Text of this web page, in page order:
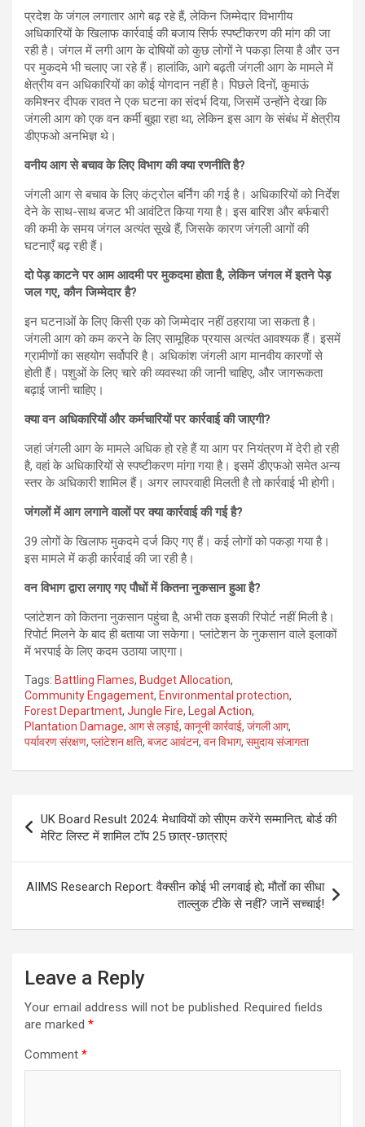
प्रदेश के जंगल लगातार आगे बढ़ रहे हैं, लेकिन जिम्मेदार विभागीय
अधिकारियों के खिलाफ कार्रवाई की बजाय सिर्फ स्पष्टीकरण की मांग की जा
रही है। जंगल में लगी आग के दोषियों को कुछ लोगों ने पकड़ा लिया है और उन
पर मुकदमे भी चलाए जा रहे हैं। हालांकि, आगे बढ़ती जंगली आग के मामले में
क्षेत्रीय वन अधिकारियों का कोई योगदान नहीं है। पिछले दिनों, कुमाऊं
कमिश्नर दीपक रावत ने एक घटना का संदर्भ दिया, जिसमें उन्होंने देखा कि
जंगली आग को एक वन कर्मी बुझा रहा था, लेकिन इस आग के संबंध में क्षेत्रीय
डीएफओ अनभिज्ञ थे।
वनीय आग से बचाव के लिए विभाग की क्या रणनीति है?
जंगली आग से बचाव के लिए कंट्रोल बर्निंग की गई है। अधिकारियों को निर्देश
देने के साथ-साथ बजट भी आवंटित किया गया है। इस बारिश और बर्फबारी
की कमी के समय जंगल अत्यंत सूखे हैं, जिसके कारण जंगली आगों की
घटनाएँ बढ़ रही हैं।
दो पेड़ काटने पर आम आदमी पर मुकदमा होता है, लेकिन जंगल में इतने पेड़
जल गए, कौन जिम्मेदार है?
इन घटनाओं के लिए किसी एक को जिम्मेदार नहीं ठहराया जा सकता है।
जंगली आग को कम करने के लिए सामूहिक प्रयास अत्यंत आवश्यक हैं। इसमें
ग्रामीणों का सहयोग सर्वोपरि है। अधिकांश जंगली आग मानवीय कारणों से
होती हैं। पशुओं के लिए चारे की व्यवस्था की जानी चाहिए, और जागरूकता
बढ़ाई जानी चाहिए।
क्या वन अधिकारियों और कर्मचारियों पर कार्रवाई की जाएगी?
जहां जंगली आग के मामले अधिक हो रहे हैं या आग पर नियंत्रण में देरी हो रही
है, वहां के अधिकारियों से स्पष्टीकरण मांगा गया है। इसमें डीएफओ समेत अन्य
स्तर के अधिकारी शामिल हैं। अगर लापरवाही मिलती है तो कार्रवाई भी होगी।
जंगलों में आग लगाने वालों पर क्या कार्रवाई की गई है?
39 लोगों के खिलाफ मुकदमे दर्ज किए गए हैं। कई लोगों को पकड़ा गया है।
इस मामले में कड़ी कार्रवाई की जा रही है।
वन विभाग द्वारा लगाए गए पौधों में कितना नुकसान हुआ है?
प्लांटेशन को कितना नुकसान पहुंचा है, अभी तक इसकी रिपोर्ट नहीं मिली है।
रिपोर्ट मिलने के बाद ही बताया जा सकेगा। प्लांटेशन के नुकसान वाले इलाकों
में भरपाई के लिए कदम उठाया जाएगा।
Tags: Battling Flames, Budget Allocation,
Community Engagement, Environmental protection,
Forest Department, Jungle Fire, Legal Action,
Plantation Damage, आग से लड़ाई, कानूनी कार्रवाई, जंगली आग,
पर्यावरण संरक्षण, प्लांटेशन क्षति, बजट आवंटन, वन विभाग, समुदाय संजागता
navigation
UK Board Result 2024: मेधावियों को सीएम करेंगे सम्मानित; बोर्ड की
मेरिट लिस्ट में शामिल टॉप 25 छात्र-छात्राएं
AIIMS Research Report: वैक्सीन कोई भी लगवाई हो; मौतों का सीधा
ताल्लुक टीके से नहीं? जानें सच्चाई!
Leave a Reply
Your email address will not be published. Required fields
are marked *
Comment *